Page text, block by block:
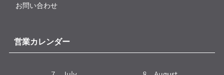
お問い合わせ
営業カレンダー